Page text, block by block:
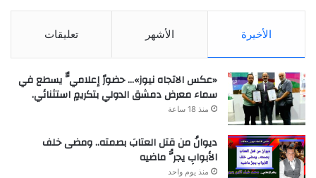
الأخيرة الأشهر تعليقات
«عكس الاتجاه نيوز»… حضورٌ إعلاميٌّ يسطع في
سماء معرض دمشق الدولي بتكريمٍ استثنائي.
منذ 18 ساعة
ديوانُ من قتل العتابَ بصمته.. ومضى خلف
الأبوابِ يجرُّ ماضيه
منذ يوم واحد